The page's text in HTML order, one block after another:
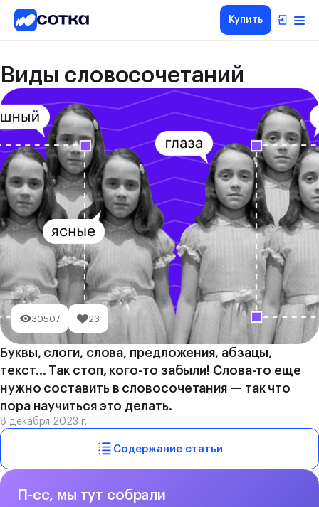
Купить
Виды словосочетаний
30507 23
Буквы, слоги, слова, предложения, абзацы,
текст… Так стоп, кого-то забыли! Слова-то еще
нужно составить в словосочетания — так что
пора научиться это делать.
8 декабря 2023 г.
Содержание статьи
П-сс, мы тут собрали